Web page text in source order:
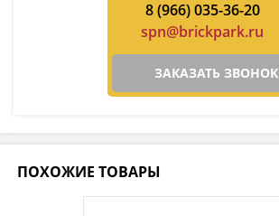
8 (966) 035-36-20
spn@brickpark.ru
ЗАКАЗАТЬ ЗВОНОК
ПОХОЖИЕ ТОВАРЫ